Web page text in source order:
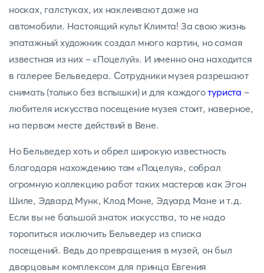
носках, галстуках, их наклеивают даже на
автомобили. Настоящий культ Климта! За свою жизнь
эпатажный художник создал много картин, но самая
известная из них – «Поцелуй». И именно она находится
в галерее Бельведера. Сотрудники музея разрешают
снимать (только без вспышки) и для каждоготуриста –
любителя искусства посещение музея стоит, наверное,
на первом месте действий в Вене.
Но Бельведер хоть и обрел широкую известность
благодаря нахождению там «Поцелуя», собрал
огромную коллекцию работ таких мастеров как Эгон
Шиле, Эдвард Мунк, Клод Моне, Эдуард Мане и т.д.
Если вы не большой знаток искусства, то не надо
торопиться исключить Бельведер из списка
посещений. Ведь до превращения в музей, он был
дворцовым комплексом для принца Евгения